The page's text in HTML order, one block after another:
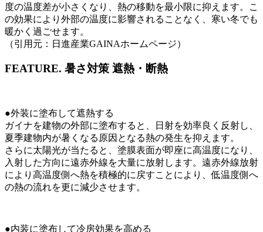
度の温度差が小さくなり、熱の移動を最小限に抑えます。こ
の効果により外部の温度に影響されることなく、寒い冬でも
暖かく過ごせます。
（引用元：日進産業GAINAホームページ）
FEATURE. 暑さ対策 遮熱・断熱
●外装に塗布して遮熱する
ガイナを建物の外部に塗布すると、日射を効率良く反射し、
夏季建物内が暑くなる原因となる熱の発生を抑えます。
さらに太陽光が当たると、塗膜表面が即座に高温度になり、
入射した方向に遠赤外線を大量に放射します。遠赤外線放射
により高温度側へ熱を積極的に戻すことにより、低温度側へ
の熱の流れを更に減少させます。
●内装に塗布して冷房効果を高める